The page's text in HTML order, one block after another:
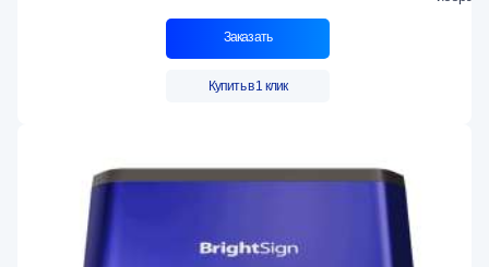
Заказать
Купить в 1 клик